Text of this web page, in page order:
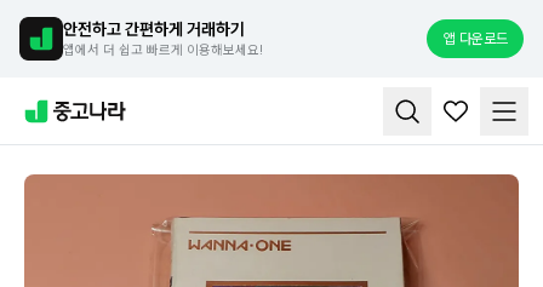
안전하고 간편하게 거래하기
앱에서 더 쉽고 빠르게 이용해보세요!
앱 다운로드